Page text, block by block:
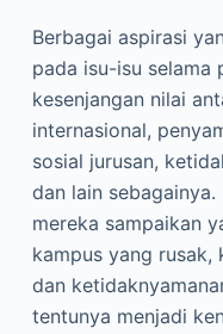
Berbagai aspirasi
pada isu-isu selama
kesenjangan nilai
internasional,
sosial jurusan,
dan lain
mereka sampaikan
kampus yang
dan
tentunya menjadi